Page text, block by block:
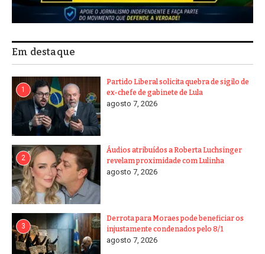
Em destaque
1
Partido Liberal solicita quebra de sigilo de
ex-chefe de gabinete de Lula
agosto 7, 2026
2
Áudios atribuídos a Roberta Luchsinger
revelam proximidade com Lulinha
agosto 7, 2026
3
Derrota para Moraes pode beneficiar os
injustamente condenados pelo 8/1
agosto 7, 2026